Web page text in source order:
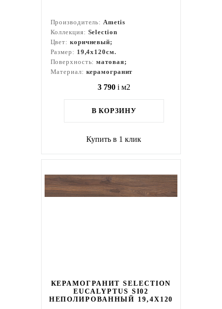
Производитель:Ametis
Коллекция: Selection
Цвет: коричневый;
Размер: 19,4x120см.
Поверхность:матовая;
Материал: керамогранит
3 790 i м2
В КОРЗИНУ
Купить в 1 клик
КЕРАМОГРАНИТ SELECTION
EUCALYPTUS SI02
НЕПОЛИРОВАННЫЙ 19,4X120